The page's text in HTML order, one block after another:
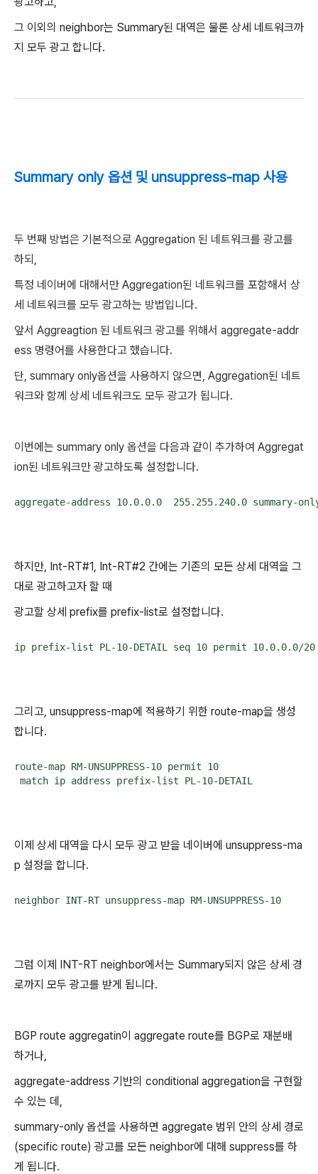
그 이외의 neighbor는 Summary된 대역은 물론 상세 네트워크까
지 모두 광고 합니다.
Summary only 옵션 및 unsuppress-map 사용
두 번째 방법은 기본적으로 Aggregation 된 네트워크를 광고를
하되,
특정 네이버에 대해서만 Aggregation된 네트워크를 포함해서 상
세 네트워크를 모두 광고하는 방법입니다.
앞서 Aggreagtion 된 네트워크 광고를 위해서 aggregate-addr
ess 명령어를 사용한다고 했습니다.
단, summary only옵션을 사용하지 않으면, Aggregation된 네트
워크와 함께 상세 네트워크도 모두 광고가 됩니다.
이번에는 summary only 옵션을 다음과 같이 추가하여 Aggregat
ion된 네트워크만 광고하도록 설정합니다.
aggregate-address 10.0.0.0  255.255.240.0 summary-
하지만, Int-RT#1, Int-RT#2 간에는 기존의 모든 상세 대역을 그
대로 광고하고자 할 때
광고할 상세 prefix를 prefix-list로 설정합니다.
ip prefix-list PL-10-DETAIL seq 10 permit 10.0.0.0/
그리고, unsuppress-map에 적용하기 위한 route-map을 생성
합니다.
route-map RM-UNSUPPRESS-10 permit 10
match ip address prefix-list PL-10-DETAIL
이제 상세 대역을 다시 모두 광고 받을 네이버에 unsuppress-ma
p 설정을 합니다.
neighbor INT-RT unsuppress-map RM-UNSUPPRESS-10
그럼 이제 INT-RT neighbor에서는 Summary되지 않은 상세 경
로까지 모두 광고를 받게 됩니다.
BGP route aggregatin이 aggregate route를 BGP로 재분배
하거나,
aggregate-address 기반의 conditional aggregation을 구현할
수 있는 데,
summary-only 옵션을 사용하면 aggregate 범위 안의 상세 경로
(specific route) 광고를 모든 neighbor에 대해 suppress를 하
게 됩니다.